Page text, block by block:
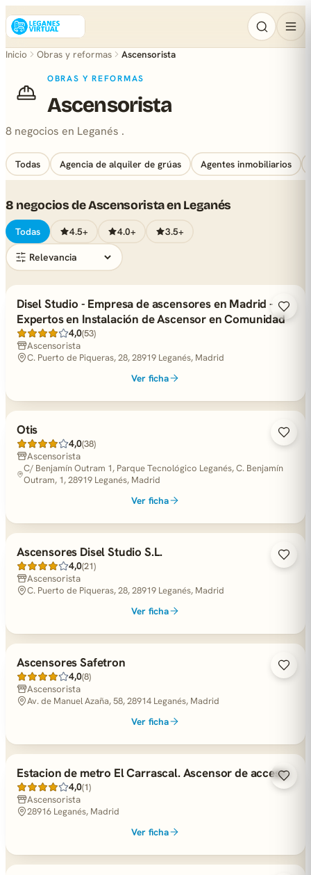
Inicio Obras y reformas Ascensorista
OBRAS Y REFORMAS
Ascensorista
8 negocios en Leganés .
Todas Agencia de alquiler de grúas Agentes inmobiliarios
8 negocios de Ascensorista en Leganés
Todas 4.5+ 4.0+ 3.5+
Disel Studio - Empresa de ascensores en Madrid -
Expertos en Instalación de Ascensor en Comunidad
4,0(53)
Ascensorista
C. Puerto de Piqueras, 28, 28919 Leganés, Madrid
Ver ficha
Otis
4,0(38)
Ascensorista
C/ Benjamín Outram 1, Parque Tecnológico Leganés, C. Benjamín
Outram, 1, 28919 Leganés, Madrid
Ver ficha
Ascensores Disel Studio S.L.
4,0(21)
Ascensorista
C. Puerto de Piqueras, 28, 28919 Leganés, Madrid
Ver ficha
Ascensores Safetron
4,0(8)
Ascensorista
Av. de Manuel Azaña, 58, 28914 Leganés, Madrid
Ver ficha
Estacion de metro El Carrascal. Ascensor de acceso.
4,0(1)
Ascensorista
28916 Leganés, Madrid
Ver ficha